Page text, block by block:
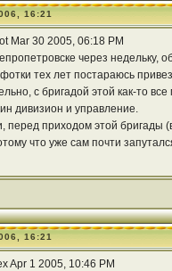
16:21
Mar 30 2005, 06:18 PM
через недельку,
тех лет постараюсь
с бригадой этой как-то
дивизион и управление.
перед приходом этой бригады
что уже сам почти
16:21
Apr 1 2005, 10:46 PM